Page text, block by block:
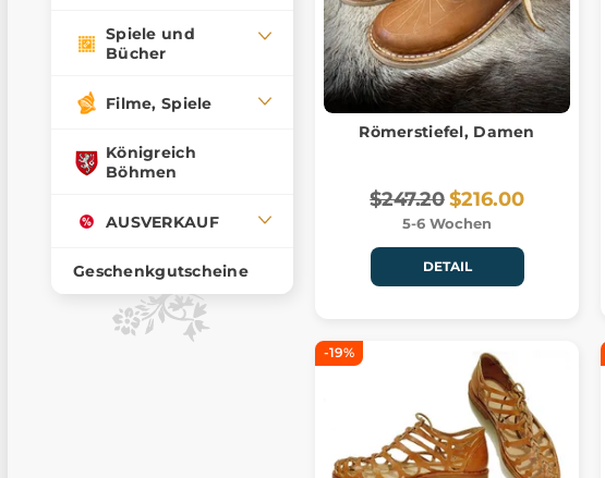
Spiele und
Bücher
Filme, Spiele
Königreich
Böhmen
AUSVERKAUF
Geschenkgutscheine
Römerstiefel, Damen
$247.20$216.00
5-6 Wochen
DETAIL
-19%